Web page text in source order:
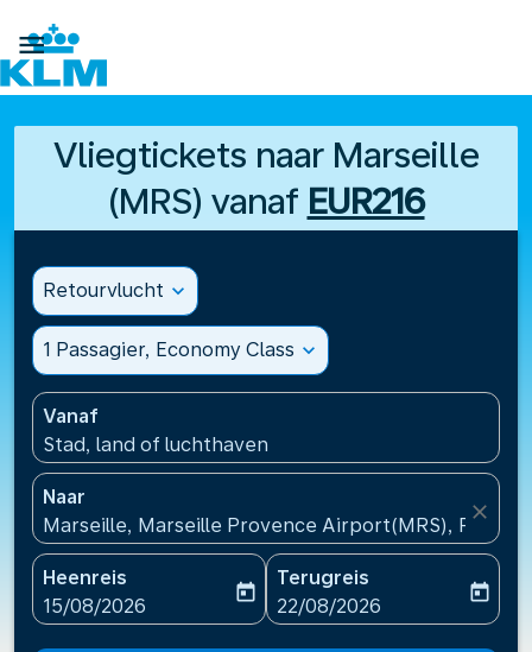

Vliegtickets naar Marseille
(MRS) vanaf EUR216
Retourvlucht expand_more
1 Passagier, Economy Class expand_more
Vanaf
Stad, land of luchthaven
Naar
Marseille, Marseille Provence Airport(MRS),
close
Heenreis
fc-booking-departure-date-aria-label
15/08/2026
today
Terugreis
fc-booking-return-date-
22/08/2026
today